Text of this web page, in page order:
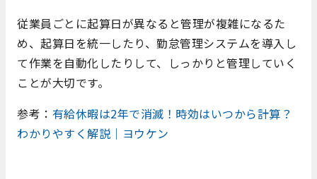
従業員ごとに起算日が異なると管理が複雑になるた
め、起算日を統一したり、勤怠管理システムを導入し
て作業を自動化したりして、しっかりと管理していく
ことが大切です。
参考： 有給休暇は2年で消滅！時効はいつから計算？
わかりやすく解説｜ヨウケン